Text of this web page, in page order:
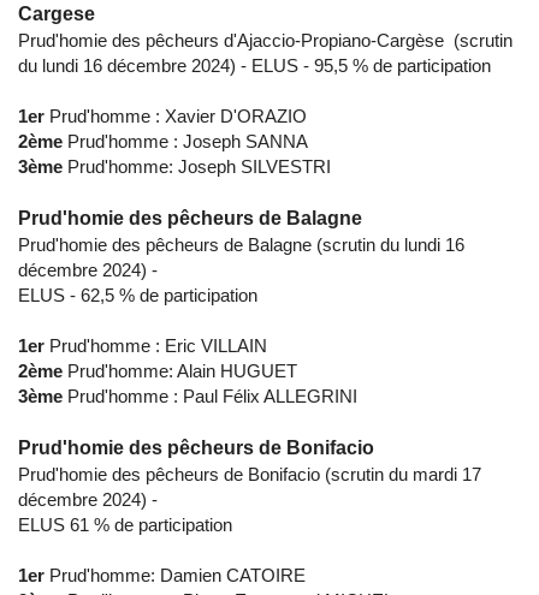
Cargese
Prud'homie des pêcheurs d'Ajaccio-Propiano-Cargèse (scrutin
du lundi 16 décembre 2024) - ELUS - 95,5 % de participation
1er Prud'homme : Xavier D'ORAZIO
2ème Prud'homme : Joseph SANNA
3ème Prud'homme: Joseph SILVESTRI
Prud'homie des pêcheurs de Balagne
Prud'homie des pêcheurs de Balagne (scrutin du lundi 16
décembre 2024) -
ELUS - 62,5 % de participation
1er Prud'homme : Eric VILLAIN
2ème Prud'homme: Alain HUGUET
3ème Prud'homme : Paul Félix ALLEGRINI
Prud'homie des pêcheurs de Bonifacio
Prud'homie des pêcheurs de Bonifacio (scrutin du mardi 17
décembre 2024) -
ELUS 61 % de participation
1er Prud'homme: Damien CATOIRE